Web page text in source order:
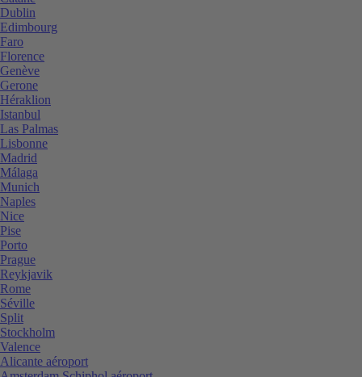
Dublin
Edimbourg
Faro
Florence
Genève
Gerone
Héraklion
Istanbul
Las Palmas
Lisbonne
Madrid
Málaga
Munich
Naples
Nice
Pise
Porto
Prague
Reykjavik
Rome
Séville
Split
Stockholm
Valence
Alicante aéroport